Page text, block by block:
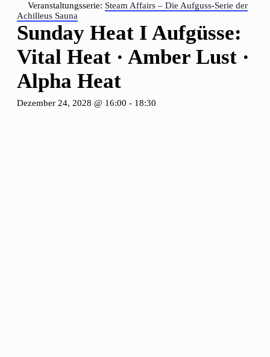
Veranstaltungsserie: Steam Affairs – Die Aufguss-Serie der
Achilleus Sauna
Sunday Heat I Aufgüsse:
Vital Heat · Amber Lust ·
Alpha Heat
Dezember 24, 2028 @ 16:00 - 18:30